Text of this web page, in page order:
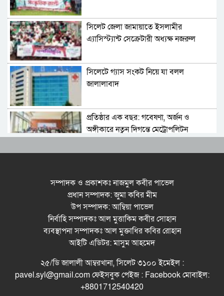
সিলেট জেলা জামায়াতে ইসলামীর
এ্যাসিস্ট্যান্ট সেক্রেটারী অধ্যক্ষ নজরুল
সিলেটে গ্যাস সংকট নিয়ে যা বলল
জালালাবাদ
প্রতিষ্ঠার এক বছর: গবেষণা, অর্জন ও
অঙ্গীকারে নতুন দিগন্তে মেট্রোপলিটন
সিলেট মহানগর ছাত্রশিবিরের মিছিল সম্পন্ন
রোপনের কর্মসূচি পালন
সম্পাদক ও প্রকাশকঃ নাজমুল কবীর পাভেল
প্রধান সম্পাদক: জুমা কবির মীম
উপ সম্পাদক: আম্বিয়া পাভেল
নির্বাহি সম্পাদকঃ আল মুত্তাকিম কবীর সোহান
ব্যবস্থাপনা সম্পাদকঃ আল মুক্তাধির কবির রোহান
আইটি এডিটর: মাসুম আহমেদ
২৫/ডি জালালী আম্বরখানা, সিলেট ৩১০০ ইমেইল :
pavel.syl@gmail.com ফেইসবুক পেইজ : Facebook মোবাইল:
+8801712540420